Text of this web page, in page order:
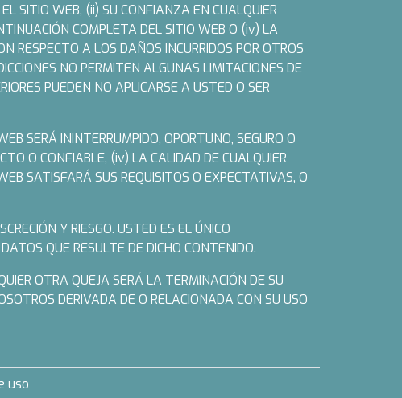
SITIO WEB, (ii) SU CONFIANZA EN CUALQUIER
COMPLETA DEL SITIO WEB O (iv) LA
RESPECTO A LOS DAÑOS INCURRIDOS POR OTROS
NO PERMITEN ALGUNAS LIMITACIONES DE
PUEDEN NO APLICARSE A USTED O SER
SERÁ ININTERRUMPIDO, OPORTUNO, SEGURO O
O CONFIABLE, (iv) LA CALIDAD DE CUALQUIER
SATISFARÁ SUS REQUISITOS O EXPECTATIVAS, O
Y RIESGO. USTED ES EL ÚNICO
QUE RESULTE DE DICHO CONTENIDO.
OTRA QUEJA SERÁ LA TERMINACIÓN DE SU
DERIVADA DE O RELACIONADA CON SU USO
uso